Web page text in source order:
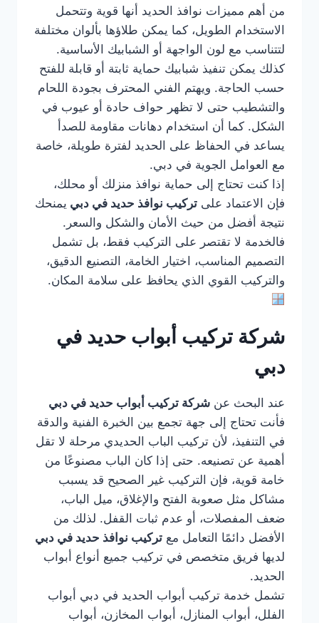
من أهم مميزات نوافذ الحديد أنها قوية وتتحمل
الاستخدام الطويل، كما يمكن طلاؤها بألوان مختلفة
لتتناسب مع لون الواجهة أو الشبابيك الأساسية.
كذلك يمكن تنفيذ شبابيك حماية ثابتة أو قابلة للفتح
حسب الحاجة. ويهتم الفني المحترف بجودة اللحام
والتشطيب حتى لا تظهر حواف حادة أو عيوب في
الشكل. كما أن استخدام دهانات مقاومة للصدأ
يساعد في الحفاظ على الحديد لفترة طويلة، خاصة
مع العوامل الجوية في دبي.
إذا كنت تحتاج إلى حماية نوافذ منزلك أو محلك،
فإن الاعتماد على تركيب نوافذ حديد في دبي يمنحك
نتيجة أفضل من حيث الأمان والشكل والسعر.
فالخدمة لا تقتصر على التركيب فقط، بل تشمل
التصميم المناسب، اختيار الخامة، التصنيع الدقيق،
والتركيب القوي الذي يحافظ على سلامة المكان.
شركة تركيب أبواب حديد في
دبي
عند البحث عن شركة تركيب أبواب حديد في دبي
فأنت تحتاج إلى جهة تجمع بين الخبرة الفنية والدقة
في التنفيذ، لأن تركيب الباب الحديدي مرحلة لا تقل
أهمية عن تصنيعه. حتى إذا كان الباب مصنوعًا من
خامة قوية، فإن التركيب غير الصحيح قد يسبب
مشاكل مثل صعوبة الفتح والإغلاق، ميل الباب،
ضعف المفصلات، أو عدم ثبات القفل. لذلك من
الأفضل دائمًا التعامل مع تركيب نوافذ حديد في دبي
لديها فريق متخصص في تركيب جميع أنواع أبواب
الحديد.
تشمل خدمة تركيب أبواب الحديد في دبي أبواب
الفلل، أبواب المنازل، أبواب المخازن، أبواب